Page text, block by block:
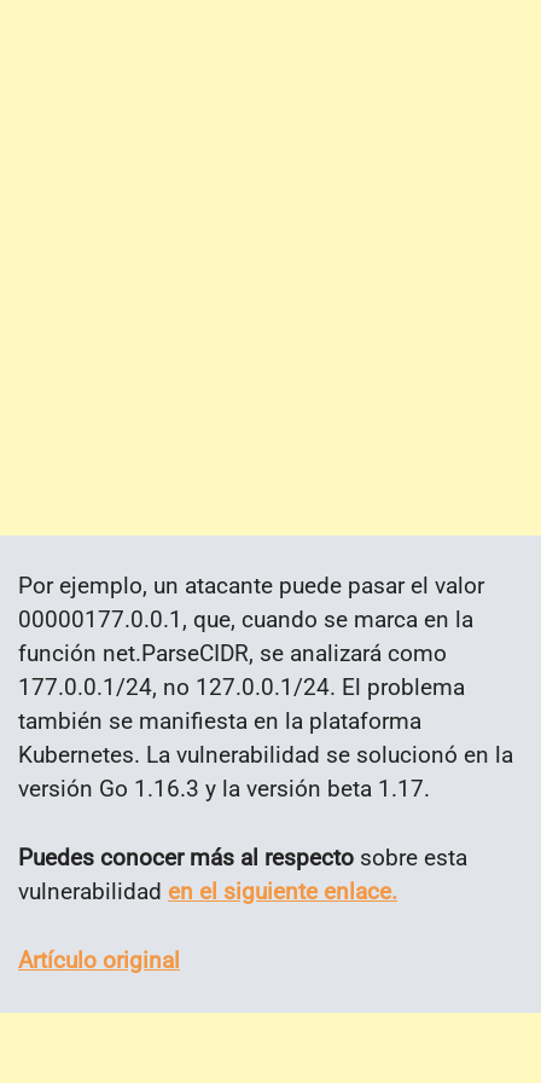
Por ejemplo, un atacante puede pasar el valor
00000177.0.0.1, que, cuando se marca en la
función net.ParseCIDR, se analizará como
177.0.0.1/24, no 127.0.0.1/24. El problema
también se manifiesta en la plataforma
Kubernetes. La vulnerabilidad se solucionó en la
versión Go 1.16.3 y la versión beta 1.17.
Puedes conocer más al respecto sobre esta
vulnerabilidad en el siguiente enlace.
Artículo original